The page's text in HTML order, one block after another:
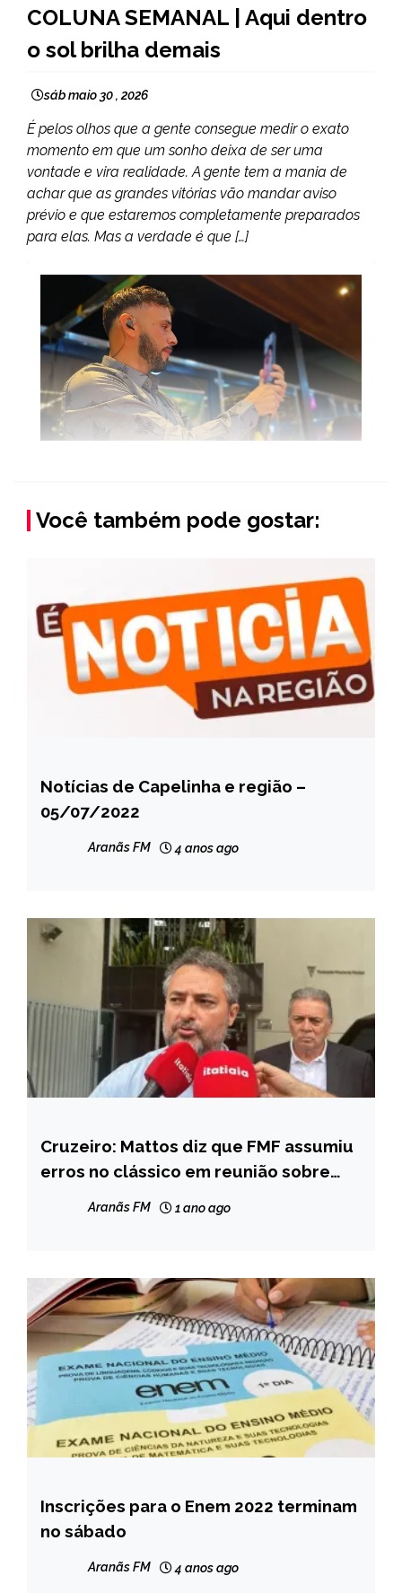
COLUNAS
COLUNA SEMANAL | Aqui dentro
o sol brilha demais
sáb maio 30 , 2026
É pelos olhos que a gente consegue medir o exato
momento em que um sonho deixa de ser uma
vontade e vira realidade. A gente tem a mania de
achar que as grandes vitórias vão mandar aviso
prévio e que estaremos completamente preparados
para elas. Mas a verdade é que […]
Você também pode gostar:
CAPELINHA
NOTÍCIAS
Notícias de Capelinha e região –
05/07/2022
Aranãs FM 4 anos ago
ESPORTES
NOTÍCIAS
Cruzeiro: Mattos diz que FMF assumiu
erros no clássico em reunião sobre
Aranãs FM 1 ano ago
BRASIL
NOTÍCIAS
Inscrições para o Enem 2022 terminam
no sábado
Aranãs FM 4 anos ago